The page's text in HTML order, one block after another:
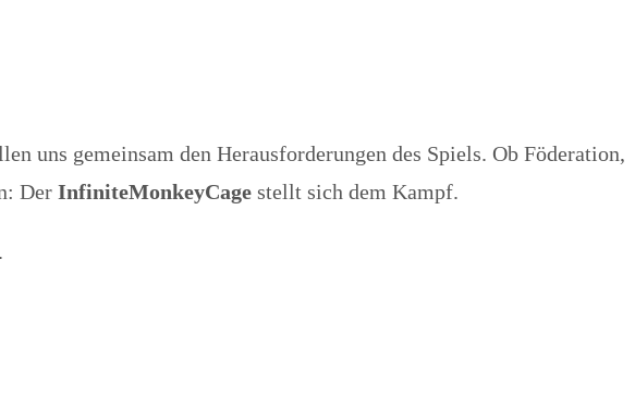
uns gemeinsam den Herausforderungen des Spiels. Ob Föderation,
Der InfiniteMonkeyCage stellt sich dem Kampf.